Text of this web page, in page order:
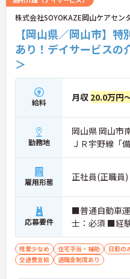
株式会社SOYOKAZE岡山ケアセン
【岡山県／岡山市】
あり！デイサービス
＞
給料 月収 20.0万円
勤務地
岡山県 岡山市
ＪＲ宇野線「
雇用形態 正社員(正職員)
応募要件
■普通自動車運転免
士：必須
残業少なめ 住宅手当・補助 日勤の
交通費支給
退職金制度あり